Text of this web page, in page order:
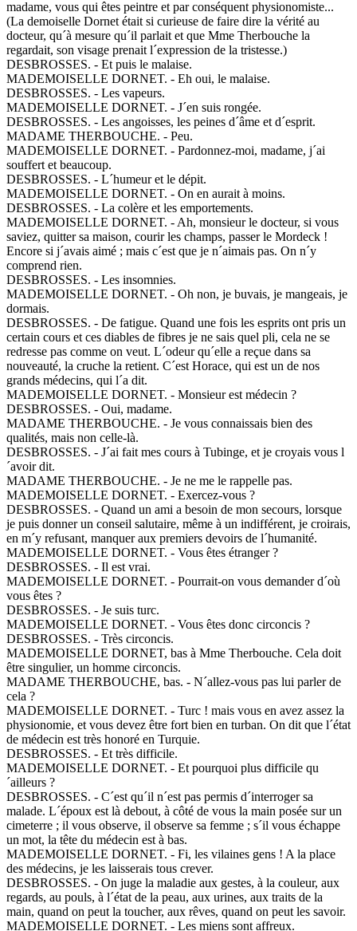
madame, vous qui êtes peintre et par conséquent physionomiste...
(La demoiselle Dornet était si curieuse de faire dire la vérité au
docteur, qu´à mesure qu´il parlait et que Mme Therbouche la
regardait, son visage prenait l´expression de la tristesse.)
DESBROSSES. - Et puis le malaise.
MADEMOISELLE DORNET. - Eh oui, le malaise.
DESBROSSES. - Les vapeurs.
MADEMOISELLE DORNET. - J´en suis rongée.
DESBROSSES. - Les angoisses, les peines d´âme et d´esprit.
MADAME THERBOUCHE. - Peu.
MADEMOISELLE DORNET. - Pardonnez-moi, madame, j´ai
souffert et beaucoup.
DESBROSSES. - L´humeur et le dépit.
MADEMOISELLE DORNET. - On en aurait à moins.
DESBROSSES. - La colère et les emportements.
MADEMOISELLE DORNET. - Ah, monsieur le docteur, si vous
saviez, quitter sa maison, courir les champs, passer le Mordeck !
Encore si j´avais aimé ; mais c´est que je n´aimais pas. On n´y
comprend rien.
DESBROSSES. - Les insomnies.
MADEMOISELLE DORNET. - Oh non, je buvais, je mangeais, je
dormais.
DESBROSSES. - De fatigue. Quand une fois les esprits ont pris un
certain cours et ces diables de fibres je ne sais quel pli, cela ne se
redresse pas comme on veut. L´odeur qu´elle a reçue dans sa
nouveauté, la cruche la retient. C´est Horace, qui est un de nos
grands médecins, qui l´a dit.
MADEMOISELLE DORNET. - Monsieur est médecin ?
DESBROSSES. - Oui, madame.
MADAME THERBOUCHE. - Je vous connaissais bien des
qualités, mais non celle-là.
DESBROSSES. - J´ai fait mes cours à Tubinge, et je croyais vous l
´avoir dit.
MADAME THERBOUCHE. - Je ne me le rappelle pas.
MADEMOISELLE DORNET. - Exercez-vous ?
DESBROSSES. - Quand un ami a besoin de mon secours, lorsque
je puis donner un conseil salutaire, même à un indifférent, je croirais,
en m´y refusant, manquer aux premiers devoirs de l´humanité.
MADEMOISELLE DORNET. - Vous êtes étranger ?
DESBROSSES. - Il est vrai.
MADEMOISELLE DORNET. - Pourrait-on vous demander d´où
vous êtes ?
DESBROSSES. - Je suis turc.
MADEMOISELLE DORNET. - Vous êtes donc circoncis ?
DESBROSSES. - Très circoncis.
MADEMOISELLE DORNET, bas à Mme Therbouche. Cela doit
être singulier, un homme circoncis.
MADAME THERBOUCHE, bas. - N´allez-vous pas lui parler de
cela ?
MADEMOISELLE DORNET. - Turc ! mais vous en avez assez la
physionomie, et vous devez être fort bien en turban. On dit que l´état
de médecin est très honoré en Turquie.
DESBROSSES. - Et très difficile.
MADEMOISELLE DORNET. - Et pourquoi plus difficile qu
´ailleurs ?
DESBROSSES. - C´est qu´il n´est pas permis d´interroger sa
malade. L´époux est là debout, à côté de vous la main posée sur un
cimeterre ; il vous observe, il observe sa femme ; s´il vous échappe
un mot, la tête du médecin est à bas.
MADEMOISELLE DORNET. - Fi, les vilaines gens ! A la place
des médecins, je les laisserais tous crever.
DESBROSSES. - On juge la maladie aux gestes, à la couleur, aux
regards, au pouls, à l´état de la peau, aux urines, aux traits de la
main, quand on peut la toucher, aux rêves, quand on peut les savoir.
MADEMOISELLE DORNET. - Les miens sont affreux.